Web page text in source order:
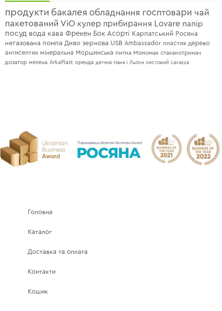
продукти бакалея обладнання госптовари чай
пакетований ViO кулер прибирання Lovare папір
посуд вода кава Фрекен Бок Асорті Карпатський Росяна
негазована помпа Диво зернова USB Ambassador пластик дерево
антисептик мінеральна Моршинська питна Мономах стаканотримач
дозатор мелена ArkaPlast оренда дитяча Наня і Льоля листовий Lavazza
Головна
Каталог
Доставка та оплата
Контакти
Кошик